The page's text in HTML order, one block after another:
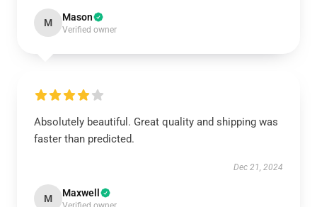
M Mason
Verified owner
Absolutely beautiful. Great quality and shipping was
faster than predicted.
Dec 21, 2024
M Maxwell